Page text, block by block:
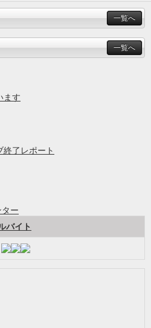
一覧へ
一覧へ
ます
終了レポート
バイト